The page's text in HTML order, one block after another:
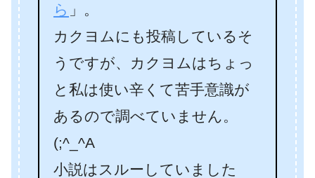
ら 」。
カクヨムにも投稿しているそ
うですが、カクヨムはちょっ
と私は使い辛くて苦手意識が
あるので調べていません。
(;^_^A
小説はスルーしていました